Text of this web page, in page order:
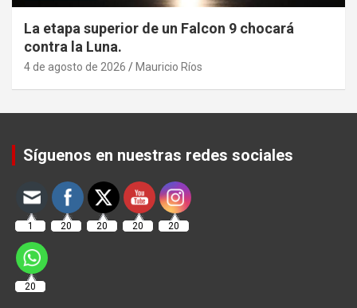
La etapa superior de un Falcon 9 chocará
contra la Luna.
4 de agosto de 2026 Mauricio Ríos
Síguenos en nuestras redes sociales
1 20 20 20 20
20